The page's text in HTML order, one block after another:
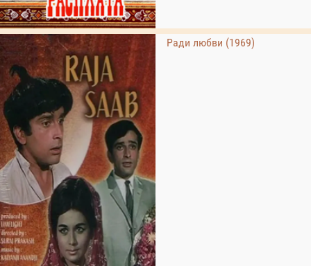
Ради любви (1969)